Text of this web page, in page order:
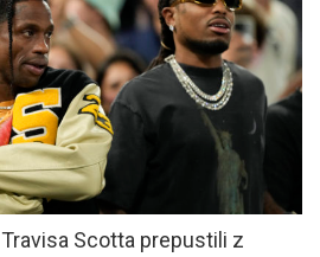
Scotta prepustili z